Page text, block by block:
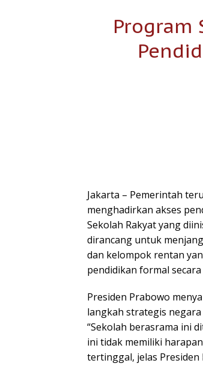
Program
Jakarta – Pemerintah
menghadirkan akses
Sekolah Rakyat yang
dirancang untuk
dan kelompok rentan
pendidikan formal
Presiden Prabowo
langkah strategis negara
“Sekolah berasrama ini
ini tidak memiliki
tertinggal, jelas Presiden